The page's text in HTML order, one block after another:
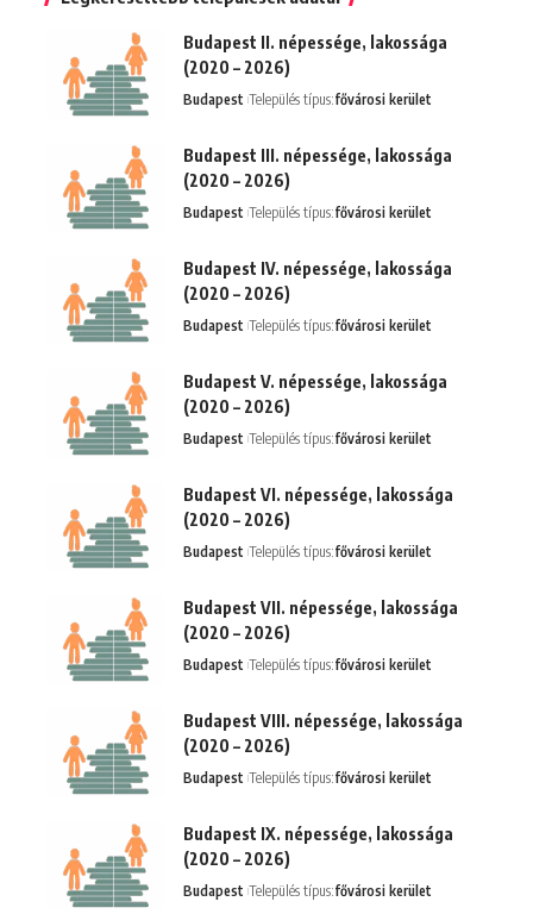
Budapest II. népessége, lakossága
(2020 – 2026)
Budapest Település típus:fővárosi kerület
Budapest III. népessége, lakossága
(2020 – 2026)
Budapest Település típus:fővárosi kerület
Budapest IV. népessége, lakossága
(2020 – 2026)
Budapest Település típus:fővárosi kerület
Budapest V. népessége, lakossága
(2020 – 2026)
Budapest Település típus:fővárosi kerület
Budapest VI. népessége, lakossága
(2020 – 2026)
Budapest Település típus:fővárosi kerület
Budapest VII. népessége, lakossága
(2020 – 2026)
Budapest Település típus:fővárosi kerület
Budapest VIII. népessége, lakossága
(2020 – 2026)
Budapest Település típus:fővárosi kerület
Budapest IX. népessége, lakossága
(2020 – 2026)
Budapest Település típus:fővárosi kerület